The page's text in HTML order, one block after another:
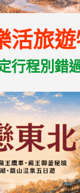
活旅
行程別錯